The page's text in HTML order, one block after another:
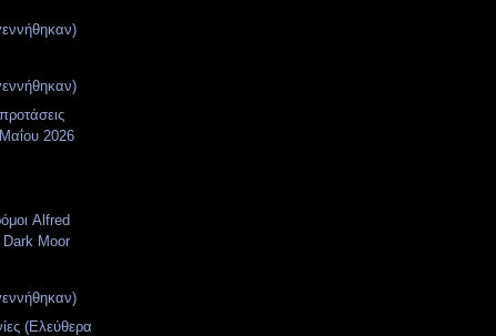
2026
Alfred
Dark Moor
(Ελεύθερα